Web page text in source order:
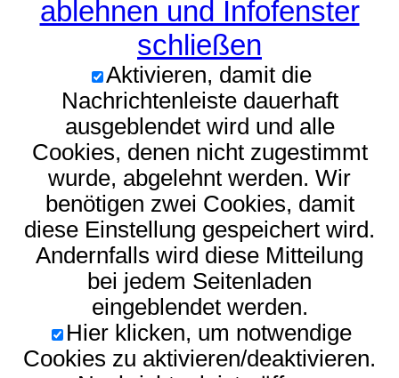
ablehnen und Infofenster
schließen
Aktivieren, damit die
Nachrichtenleiste dauerhaft
ausgeblendet wird und alle
Cookies, denen nicht zugestimmt
wurde, abgelehnt werden. Wir
benötigen zwei Cookies, damit
diese Einstellung gespeichert wird.
Andernfalls wird diese Mitteilung
bei jedem Seitenladen
eingeblendet werden.
Hier klicken, um notwendige
Cookies zu aktivieren/deaktivieren.